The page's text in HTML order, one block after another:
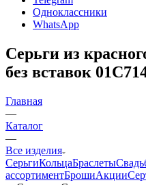
Одноклассники
WhatsApp
Серьги из
без вставок
Главная
—
Каталог
—
Все изделия
СерьгиКольцаБраслеты
ассортиментБрошиАкции